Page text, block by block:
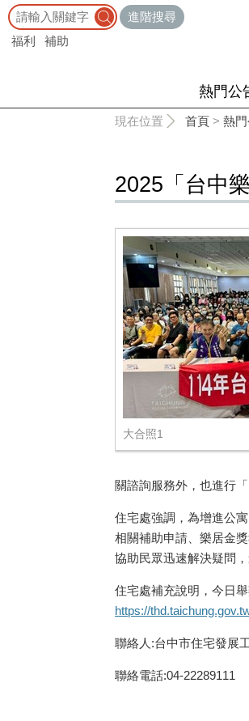
進階搜尋
福利
補助
熱門公
現在位置 首頁 > 熱
2025「台中
大合照1
關諮詢服務外，也進行
住宅處強調，為增進公
相關補助申請、樂居金
協助民眾迅速解決疑問
住宅處補充說明，今日
https://
聯絡人:台中市住宅發展
聯絡電話:04-22289111